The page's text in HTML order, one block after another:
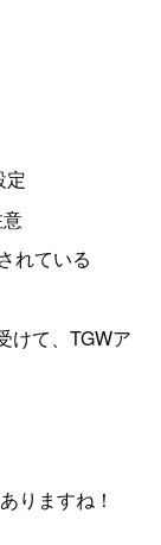
定
れている
けて、TGWア
りますね！